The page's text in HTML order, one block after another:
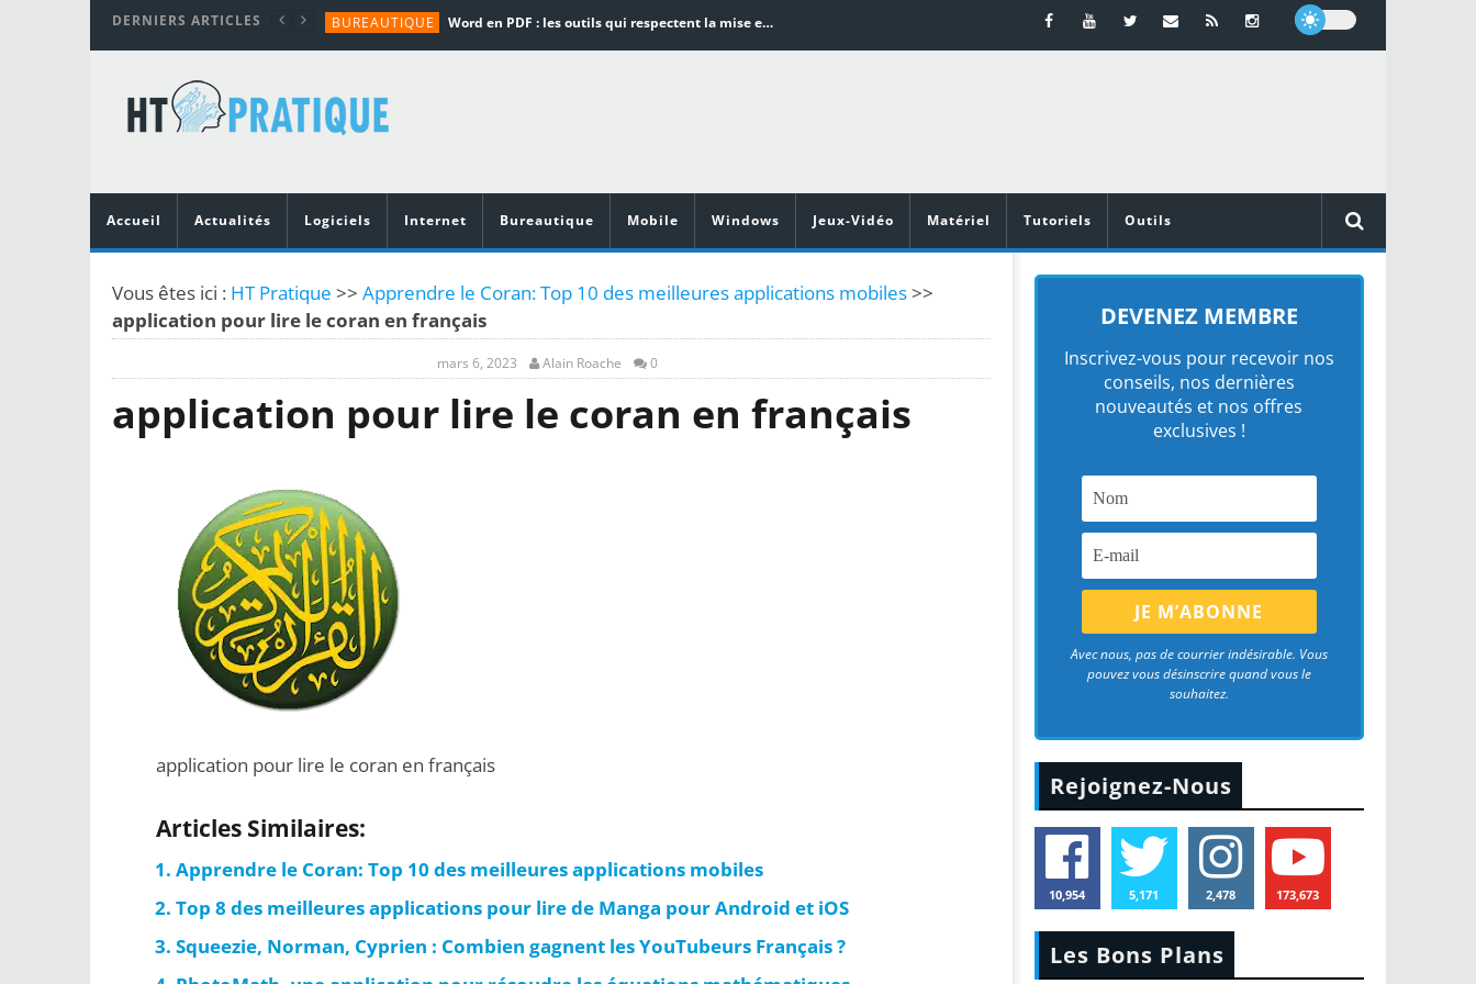
DERNIERS ARTICLES BUREAUTIQUE Word en PDF : les outils qui respectent la mise en page
TUTORIALS
MATÉRIEL
Vidéoprojecteurs Asus : Top 6 des meilleurs modèles de la marque
Accueil
Actualités Logiciels Internet Bureautique Mobile Windows Jeux-Vidéo Matériel Tutoriels Outils
Vous êtes ici : HT Pratique >> Apprendre le Coran: Top 10 des meilleures applications mobiles>>
application pour lire le coran en français
mars 6, 2023 Alain Roache 0
application pour lire le coran en français
application pour lire le coran en français
Articles Similaires:
Apprendre le Coran: Top 10 des meilleures applications mobiles
Top 8 des meilleures applications pour lire de Manga pour Android et iOS
Squeezie, Norman, Cyprien : Combien gagnent les YouTubeurs Français ?
DEVENEZ MEMBRE
Inscrivez-vous pour recevoir nos
conseils, nos dernières
nouveautés et nos offres
exclusives !
Avec nous, pas de courrier indésirable. Vous
pouvez vous désinscrire quand vous le
souhaitez.
Rejoignez-Nous
10,954 5,171 2,478 173,673
Les Bons Plans